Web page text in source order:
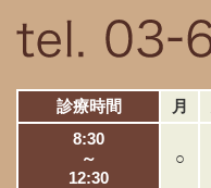
診療時間 月
8:30
～
12:30
○